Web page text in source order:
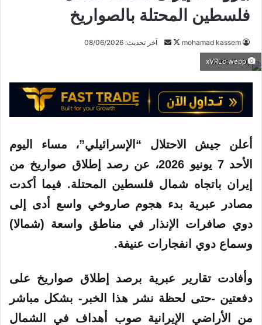
فلسطين المحتلة بالصواريخ
mohamad kassem
ت
ع
ع
ل
X
ل
ر
د
إ
ر
و
ن
ا
آخر تحديث: 08/06/2026
xVRLc webp
أعلن جيش الاحتلال “الإسرائيلي”، مساء اليوم
الأحد 7 يونيو 2026، عن رصد
إطلاق صواريخ من
إيران باتجاه شمال فلسطين المحتلة. فيما أكدت
مصادر عبرية بدء هجوم صاروخي واسع أدى إلى
دوي صافرات الإنذار في مناطق واسعة (شمالا)
وسماع دوي انفجارات عنيفة.
وأفادت تقارير عبرية برصد إطلاق صواريخ على
دفعتين -حتى لحظة نشر هذا الخبر- بشكل مباشر
من
الأراضي الإيرانية صوب أهداف في الشمال